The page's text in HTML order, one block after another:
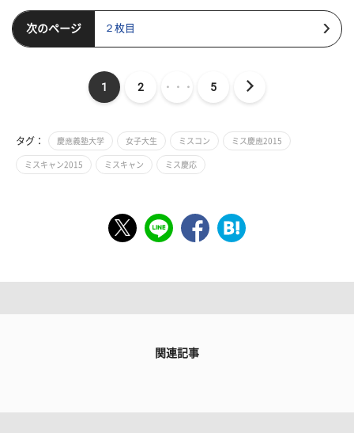
次のページ ２枚目
1 2 ・・・ 5
タグ： 慶應義塾大学 女子大生 ミスコン ミス慶應2015
ミスキャン2015 ミスキャン ミス慶応
関連記事